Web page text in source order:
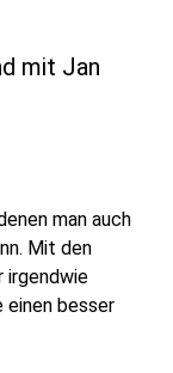
mit Jan
man auch
Mit den
irgendwie
einen besser